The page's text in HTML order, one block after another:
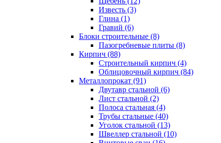
Известь (3)
Глина (1)
Гравий (6)
Блоки строительные (8)
Пазогребневые плиты (8)
Кирпич (88)
Строительный кирпич (4)
Облицовочный кирпич (84)
Металлопрокат (91)
Двутавр стальной (6)
Лист стальной (2)
Полоса стальная (4)
Трубы стальные (40)
Уголок стальной (13)
Швеллер стальной (10)